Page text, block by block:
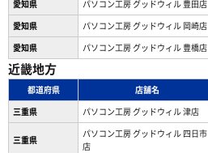
愛知県
パソコン工房 グッドウィル 豊田店
愛知県
パソコン工房 グッドウィル 岡崎店
愛知県
パソコン工房 グッドウィル 豊橋店
近畿地方
都道府県 店舗名
三重県
パソコン工房 グッドウィル 津店
三重県
パソコン工房 グッドウィル 四日市
店